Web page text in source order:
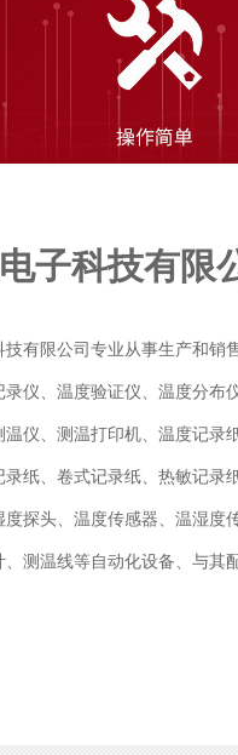
子科技有限
技有限公司专业从事生产和销
仪、温度验证仪、温度分布
仪、测温打印机、温度记录
录纸、卷式记录纸、热敏记录
探头、温度传感器、温湿度
、测温线等自动化设备、与其
药、电子、汽车、石油、电厂